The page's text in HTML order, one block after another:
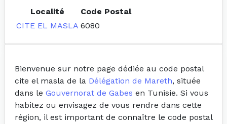
Localité
Code Postal
CITE EL MASLA 6080
Bienvenue sur notre page dédiée au code postal
cite el masla de la Délégation de Mareth, située
dans le Gouvernorat de Gabes en Tunisie. Si vous
habitez ou envisagez de vous rendre dans cette
région, il est important de connaître le code postal